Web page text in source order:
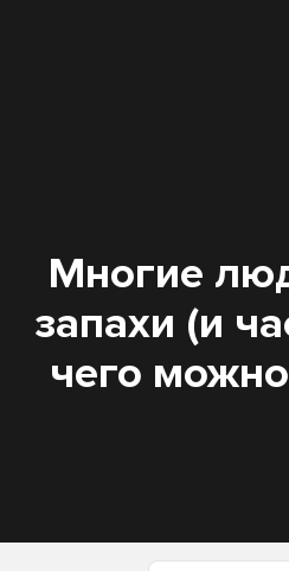
Многие
запахи (и
чего